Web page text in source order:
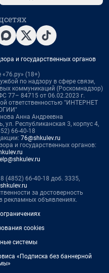
и государственных органов
«76.ру» (18+)
по надзору в сфере связи,
коммуникаций (Роскомнадзор)
77– 84715 от 06.02.2023 г.
ответственностью "ИНТЕРНЕТ
Анна Андреевна
ул. Республиканская 3, корпус 4,
66-40-18
76@shkulev.ru
и государственных органов:
(4852) 66-40-18 доб. 3335,
за достоверность
рекламных объявлениях.
cookies
системы
«Подписка без баннерной